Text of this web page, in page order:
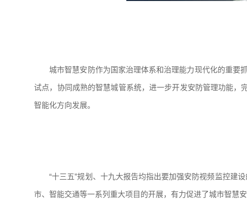
城市智慧安防作为国家治理体系和治理能力现代化的重要
试点，协同成熟的智慧城管系统，进一步开发安防管理功能，
智能化方向发展。
“十三五”规划、十九大报告均指出要加强安防视频监控建
市、智能交通等一系列重大项目的开展，有力促进了城市智慧